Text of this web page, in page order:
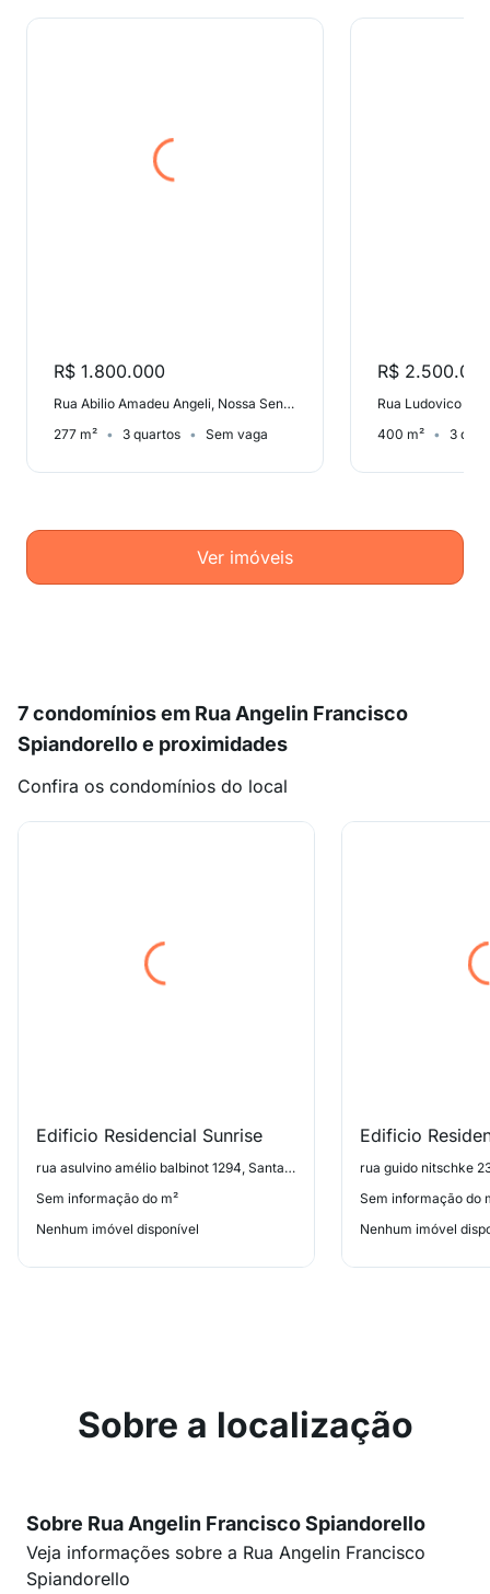
R$ 1.800.000
Rua Abilio Amadeu Angeli, Nossa Senhora da Saúde
277 m²
3 quartos Sem vaga
R$
Rua Ludovico
400 m²
3
Ver imóveis
7 condomínios em Rua Angelin Francisco
Spiandorello e proximidades
Confira os condomínios do local
Edificio Residencial Sunrise
rua asulvino amélio balbinot 1294, Santa Fé
Sem informação do m²
Nenhum imóvel disponível
Edificio
rua guido nitschke
Sem informação do
Nenhum imóvel
Sobre a localização
Sobre Rua Angelin Francisco Spiandorello
Veja informações sobre a Rua Angelin Francisco
Spiandorello